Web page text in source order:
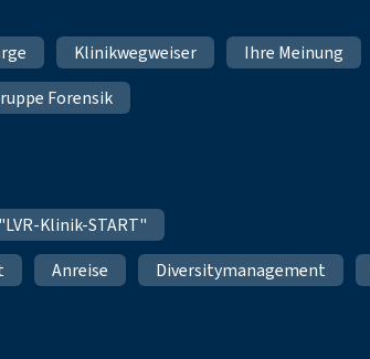
Klinikwegweiser
Ihre Meinung
Forensik
Klinik-START"
Anreise Diversitymanagement